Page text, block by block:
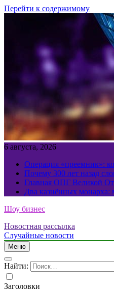
Перейти к содержимому
6 августа, 2026
Операция «преемник»:
Почему 300 лет назад
Главная ОПГ Великой
Два казнённых
Шоу бизнес
Новостная рассылка
Случайные новости
Меню
Найти:
Заголовки